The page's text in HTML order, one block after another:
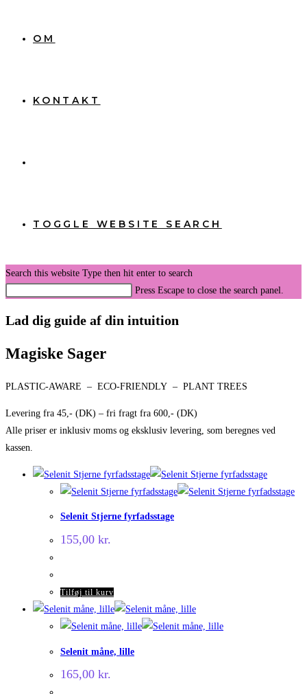
OM
KONTAKT
TOGGLE WEBSITE SEARCH
Search this website Type then hit enter to search
Press Escape to close the search panel.
Lad dig guide af din intuition
Magiske Sager
PLASTIC-AWARE – ECO-FRIENDLY – PLANT TREES
Levering fra 45,- (DK) – fri fragt fra 600,- (DK)
Alle priser er inklusiv moms og eksklusiv levering, som beregnes ved
kassen.
Selenit Stjerne fyrfadsstage
155,00 kr.
Tilføj til kurv
Selenit måne, lille
165,00 kr.